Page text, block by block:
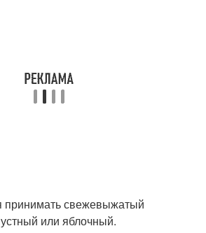
принимать свежевыжатый
или яблочный.